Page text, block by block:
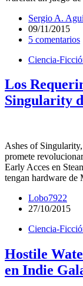
Sergio A.
09/11/2015
5 comentarios
Ciencia-
Los
Singularity
Ashes of
promete
Early Acces en
tengan hardware
Lobo7922
27/10/2015
Ciencia-
Hostile
en Indie